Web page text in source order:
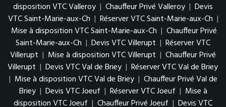
disposition VTC Valleroy | Chauffeur Privé Valleroy | Devis
VTC Saint-Marie-aux-Ch | Réserver VTC Saint-Marie-aux-Ch |
Mise à disposition VTC Saint-Marie-aux-Ch | Chauffeur Privé
Saint-Marie-aux-Ch | Devis VTC Villerupt | Réserver VTC
Villerupt | Mise à disposition VTC Villerupt | Chauffeur Privé
Villerupt | Devis VTC Val de Briey | Réserver VTC Val de Briey
| Mise à disposition VTC Val de Briey | Chauffeur Privé Val de
Briey | Devis VTC Joeuf | Réserver VTC Joeuf | Mise à
disposition VTC Joeuf | Chauffeur Privé Joeuf | Devis VTC